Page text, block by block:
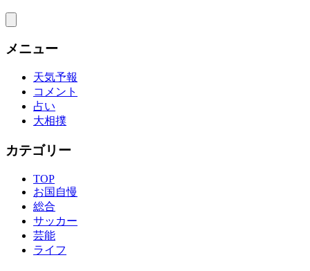
メニュー
天気予報
コメント
占い
大相撲
カテゴリー
TOP
お国自慢
総合
サッカー
芸能
ライフ